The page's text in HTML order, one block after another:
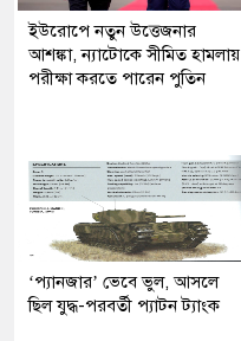
ইউরোপে নতুন উত্তেজনার
আশঙ্কা, ন্যাটোকে সীমিত হামলায়
পরীক্ষা করতে পারেন পুতিন
‘প্যানজার’ ভেবে ভুল, আসলে
ছিল যুদ্ধ-পরবর্তী প্যাটন ট্যাংক